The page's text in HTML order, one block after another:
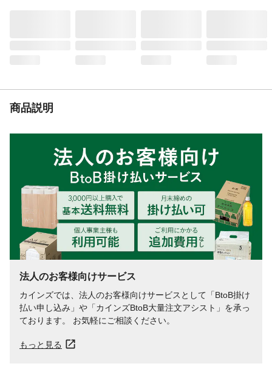
商品説明
法人のお客様向けサービス
カインズでは、法人のお客様向けサービスとして「BtoB掛け
払い申し込み」や「カインズBtoB大量注文アシスト」を承っ
ております。 お気軽にご相談ください。
もっと見る